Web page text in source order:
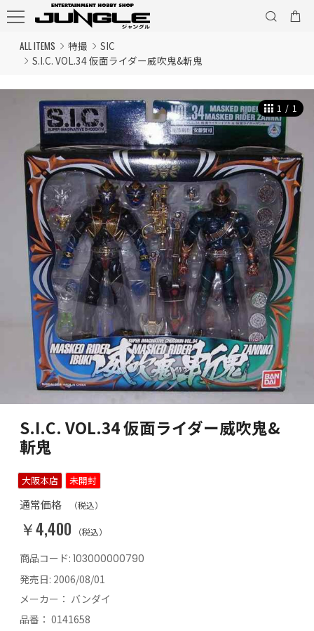
ALL ITEMS 特撮
SIC
S.I.C. VOL.34 仮面ライダー威吹鬼&斬鬼
1 / 1
S.I.C. VOL.34 仮面ライダー威吹鬼&
斬鬼
大阪本店 未開封
通常価格 （税込）
￥4,400 （税込）
商品コード: 103000000790
発売日: 2006/08/01
メーカー： バンダイ
品番： 0141658